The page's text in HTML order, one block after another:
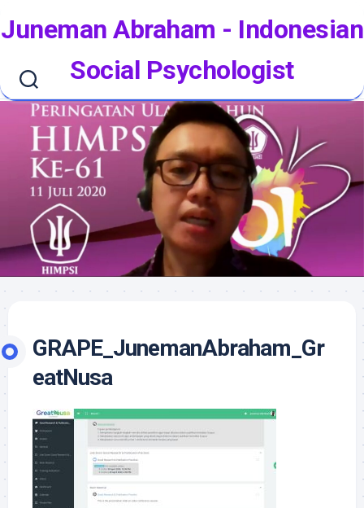
Juneman Abraham - Indonesian
Social Psychologist
GRAPE_JunemanAbraham_Gr
eatNusa